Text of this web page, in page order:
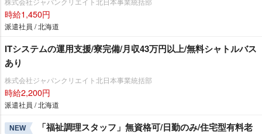
時給1,450円
派遣社員 / 北海道
ITシステムの運用支援/寮完備/月収43万円以上/無料シャトルバス
あり
株式会社ジャパンクリエイト北日本事業統括部
時給2,200円
派遣社員 / 北海道
NEW
「福祉調理スタッフ」無資格可/日勤のみ/住宅型有料老